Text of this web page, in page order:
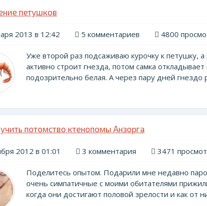
петушков
2013 в 12:42 5 комментариев 4800
Уже второй раз подсаживаю курочку к петушку,
активно строит гнезда, потом самка откладывает
подозрительно белая. А через пару дней гнездо
потомство ктенопомы Анзорга
2012 в 01:01 3 комментария 3471
Поделитесь опытом. Подарили мне недавно
очень симпатичные с моими обитателями
когда они достигают половой зрелости и как от